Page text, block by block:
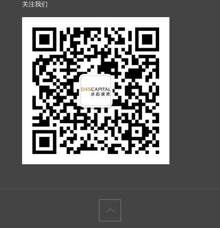
关注我们